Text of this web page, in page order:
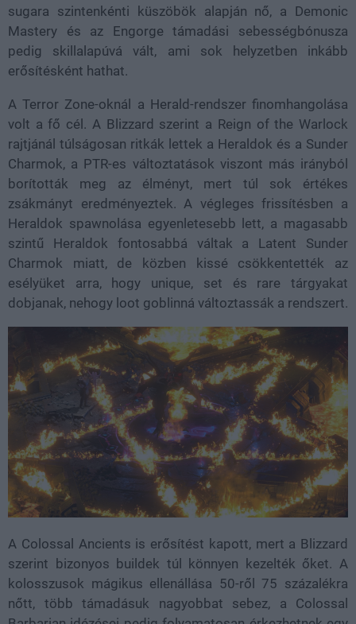
sugara szintenkénti küszöbök alapján nő, a Demonic
Mastery és az Engorge támadási sebességbónusza
pedig skillalapúvá vált, ami sok helyzetben inkább
erősítésként hathat.
A Terror Zone-oknál a Herald-rendszer finomhangolása
volt a fő cél. A Blizzard szerint a Reign of the Warlock
rajtjánál túlságosan ritkák lettek a Heraldok és a Sunder
Charmok, a PTR-es változtatások viszont más irányból
borították meg az élményt, mert túl sok értékes
zsákmányt eredményeztek. A végleges frissítésben a
Heraldok spawnolása egyenletesebb lett, a magasabb
szintű Heraldok fontosabbá váltak a Latent Sunder
Charmok miatt, de közben kissé csökkentették az
esélyüket arra, hogy unique, set és rare tárgyakat
dobjanak, nehogy loot goblinná változtassák a rendszert.
A Colossal Ancients is erősítést kapott, mert a Blizzard
szerint bizonyos buildek túl könnyen kezelték őket. A
kolosszusok mágikus ellenállása 50-ről 75 százalékra
nőtt, több támadásuk nagyobbat sebez, a Colossal